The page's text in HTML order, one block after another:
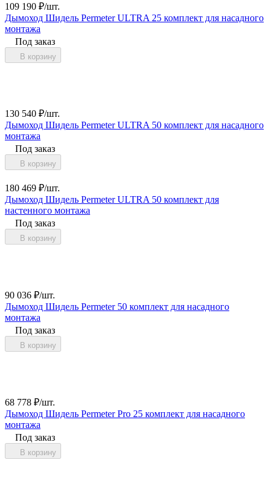
109 190 ₽/шт.
Дымоход Шидель Permeter ULTRA 25 комплект для насадного
монтажа
Под заказ
В корзину
130 540 ₽/шт.
Дымоход Шидель Permeter ULTRA 50 комплект для насадного
монтажа
Под заказ
В корзину
180 469 ₽/шт.
Дымоход Шидель Permeter ULTRA 50 комплект для
настенного монтажа
Под заказ
В корзину
90 036 ₽/шт.
Дымоход Шидель Permeter 50 комплект для насадного
монтажа
Под заказ
В корзину
68 778 ₽/шт.
Дымоход Шидель Permeter Pro 25 комплект для насадного
монтажа
Под заказ
В корзину